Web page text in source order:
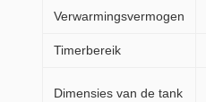
Verwarmingsvermogen
Timerbereik
Dimensies van de tank